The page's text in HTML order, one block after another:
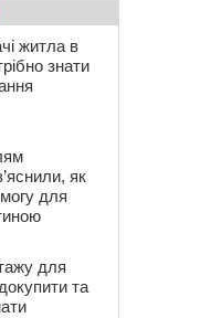
житла в
знати
як
для
для
та